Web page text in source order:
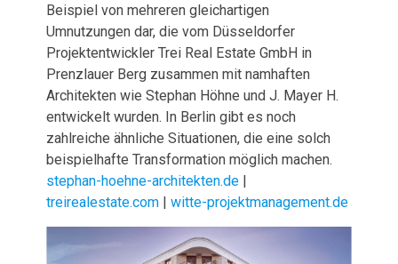
Beispiel von mehreren gleichartigen
Umnutzungen dar, die vom Düsseldorfer
Projektentwickler Trei Real Estate GmbH in
Prenzlauer Berg zusammen mit namhaften
Architekten wie Stephan Höhne und J. Mayer H.
entwickelt wurden. In Berlin gibt es noch
zahlreiche ähnliche Situationen, die eine solch
beispielhafte Transformation möglich machen.
stephan-hoehne-architekten.de |
treirealestate.com | witte-projektmanagement.de